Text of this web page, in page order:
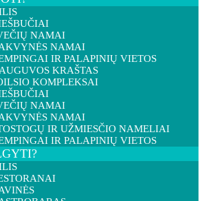
NAMAI
NAMAI
IR PALAPINIŲ VIETOS
KRAŠTAS
KOMPLEKSAI
NAMAI
NAMAI
IR UŽMIESČIO NAMELIAI
IR PALAPINIŲ VIETOS